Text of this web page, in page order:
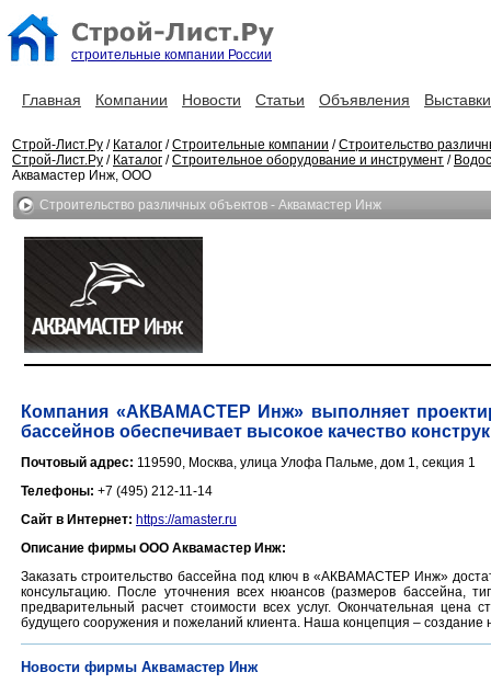
строительные компании России
Главная Компании Новости Статьи Объявления Выставки
Строй-Лист.Ру / Каталог /Строительные компании /Строительство
Строй-Лист.Ру / Каталог /Строительное оборудование и инструмент /
Аквамастер Инж, ООО
Строительство различных объектов - Аквамастер Инж
Компания «АКВАМАСТЕР Инж» выполняет
бассейнов обеспечивает высокое качество
Почтовый адрес: 119590, Москва, улица Улофа Пальме, дом 1, секция 1
Телефоны: +7 (495) 212-11-14
Сайт в Интернет: https://amaster.ru
Описание фирмы ООО Аквамастер Инж:
Заказать строительство бассейна под ключ в «АКВАМАСТЕР Инж»
консультацию. После уточнения всех нюансов (размеров бассейна,
предварительный расчет стоимости всех услуг. Окончательная цена
будущего сооружения и пожеланий клиента. Наша концепция –
Новости фирмы Аквамастер Инж